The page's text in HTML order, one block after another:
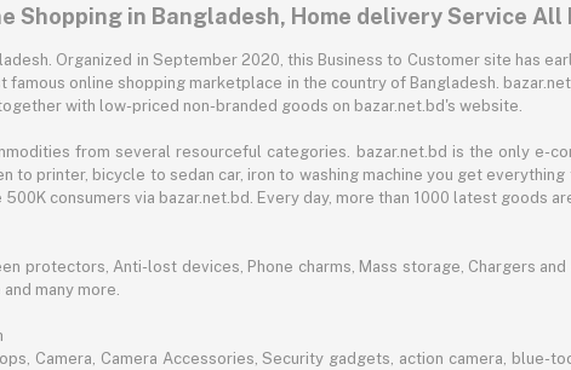
Shopping in Bangladesh, Home delivery Service All
Organized in September 2020, this Business to Customer site has
online shopping marketplace in the country of Bangladesh.
with low-priced non-branded goods on bazar.net.bd's website.
from several resourceful categories. bazar.net.bd is the only e-
to printer, bicycle to sedan car, iron to washing machine you get
consumers via bazar.net.bd. Every day, more than 1000 latest goods
protectors, Anti-lost devices, Phone charms, Mass storage, Chargers
many more.
Camera, Camera Accessories, Security gadgets, action camera, blue-